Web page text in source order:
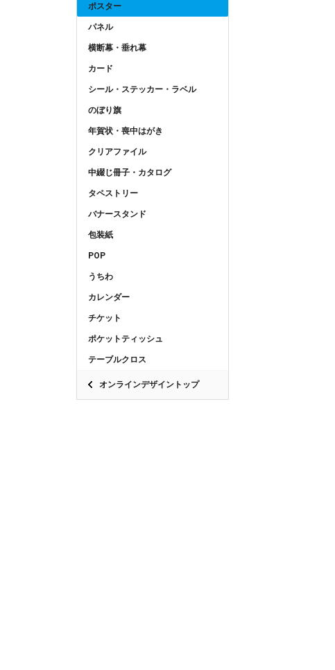
ポスター
パネル
横断幕・垂れ幕
カード
シール・ステッカー・ラベル
のぼり旗
年賀状・喪中はがき
クリアファイル
中綴じ冊子・カタログ
タペストリー
バナースタンド
包装紙
POP
うちわ
カレンダー
チケット
ポケットティッシュ
テーブルクロス
オンラインデザイントップ